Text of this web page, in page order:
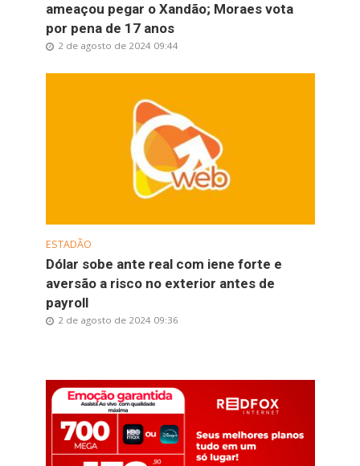
ameaçou pegar o Xandão; Moraes vota
por pena de 17 anos
2 de agosto de 2024 09:44
ESTADÃO
Dólar sobe ante real com iene forte e
aversão a risco no exterior antes de
payroll
2 de agosto de 2024 09:36